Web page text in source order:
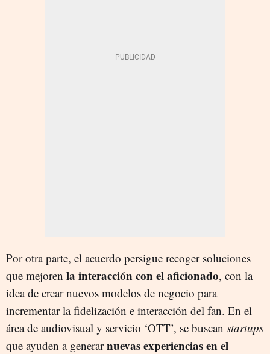
Por otra parte, el acuerdo persigue recoger soluciones
que mejoren la interacción con el aficionado, con la
idea de crear nuevos modelos de negocio para
incrementar la fidelización e interacción del fan. En el
área de audiovisual y servicio ‘OTT’, se buscan startups
que ayuden a generarnuevas experiencias en el